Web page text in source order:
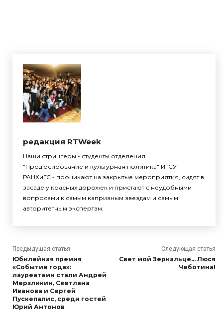
редакция RTWeek
Наши стрингеры - студенты отделения
"Продюсирование и культурная политика" ИГСУ
РАНХиГС - проникают на закрытые мероприятия, сидят в
засаде у красных дорожек и пристают с неудобными
вопросами к самым капризным звездам и самым
авторитетным экспертам.
Предыдущая статья
Юбилейная премия
«Событие года»:
лауреатами стали Андрей
Мерзликин, Светлана
Иванова и Сергей
Пускепалис, среди гостей
Юрий Антонов
Следующая статья
Свет мой Зеркальце… Люся
Чеботина!